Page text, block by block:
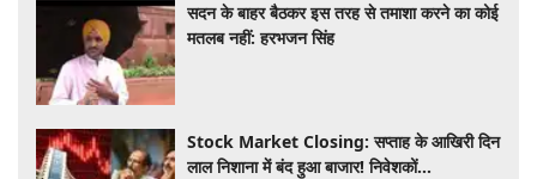
सदन के बाहर बैठकर इस तरह से तमाशा करने का कोई
मतलब नहीं: हरभजन सिंह
Stock Market Closing: सप्ताह के आखिरी दिन
लाल निशाना में बंद हुआ बाजार! निवेशकों